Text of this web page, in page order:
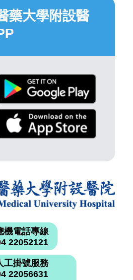
藥大學附設醫
機電話專線
22052121
工掛號服務
22056631